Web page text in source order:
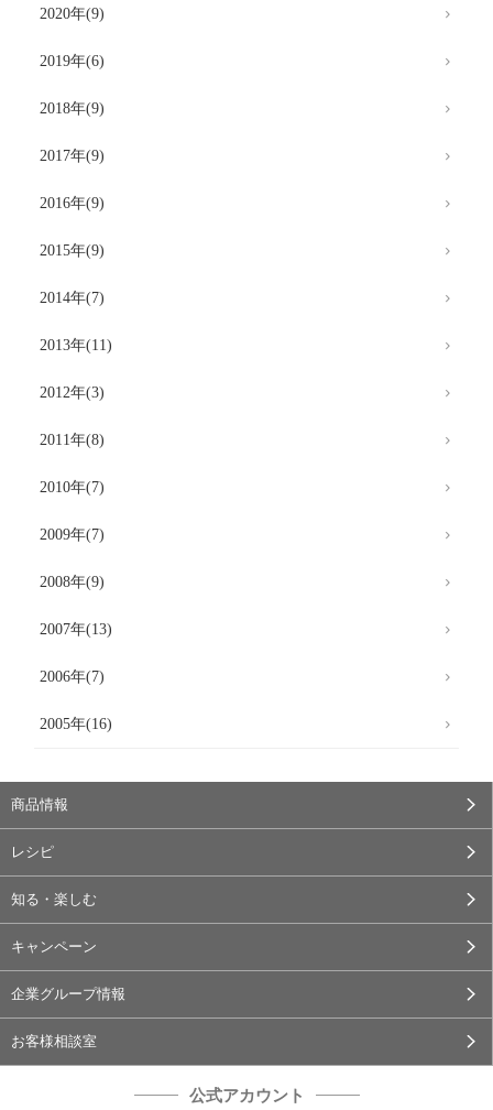
2020年(9)
2019年(6)
2018年(9)
2017年(9)
2016年(9)
2015年(9)
2014年(7)
2013年(11)
2012年(3)
2011年(8)
2010年(7)
2009年(7)
2008年(9)
2007年(13)
2006年(7)
2005年(16)
商品情報
レシピ
知る・楽しむ
キャンペーン
企業グループ情報
お客様相談室
公式アカウント